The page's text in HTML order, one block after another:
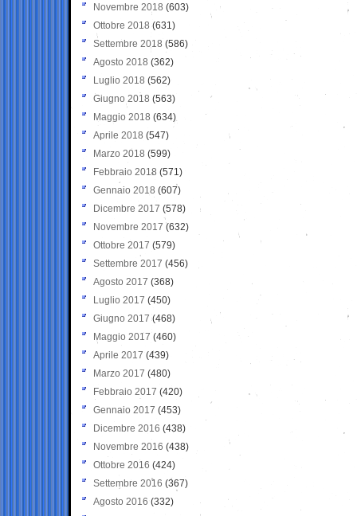
Novembre 2018 (603)
Ottobre 2018 (631)
Settembre 2018 (586)
Agosto 2018 (362)
Luglio 2018 (562)
Giugno 2018 (563)
Maggio 2018 (634)
Aprile 2018 (547)
Marzo 2018 (599)
Febbraio 2018 (571)
Gennaio 2018 (607)
Dicembre 2017 (578)
Novembre 2017 (632)
Ottobre 2017 (579)
Settembre 2017 (456)
Agosto 2017 (368)
Luglio 2017 (450)
Giugno 2017 (468)
Maggio 2017 (460)
Aprile 2017 (439)
Marzo 2017 (480)
Febbraio 2017 (420)
Gennaio 2017 (453)
Dicembre 2016 (438)
Novembre 2016 (438)
Ottobre 2016 (424)
Settembre 2016 (367)
Agosto 2016 (332)